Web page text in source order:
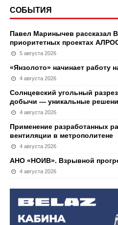
СОБЫТИЯ
Павел Маринычев рассказал
приоритетных проектах
5 августа 2026
«Янзолото» начинает работу
4 августа 2026
Солнцевский угольный
добычи — уникальные
4 августа 2026
Применение разработанных
вентиляции в метрополитене
4 августа 2026
АНО «НОИВ». Взрывной
4 августа 2026